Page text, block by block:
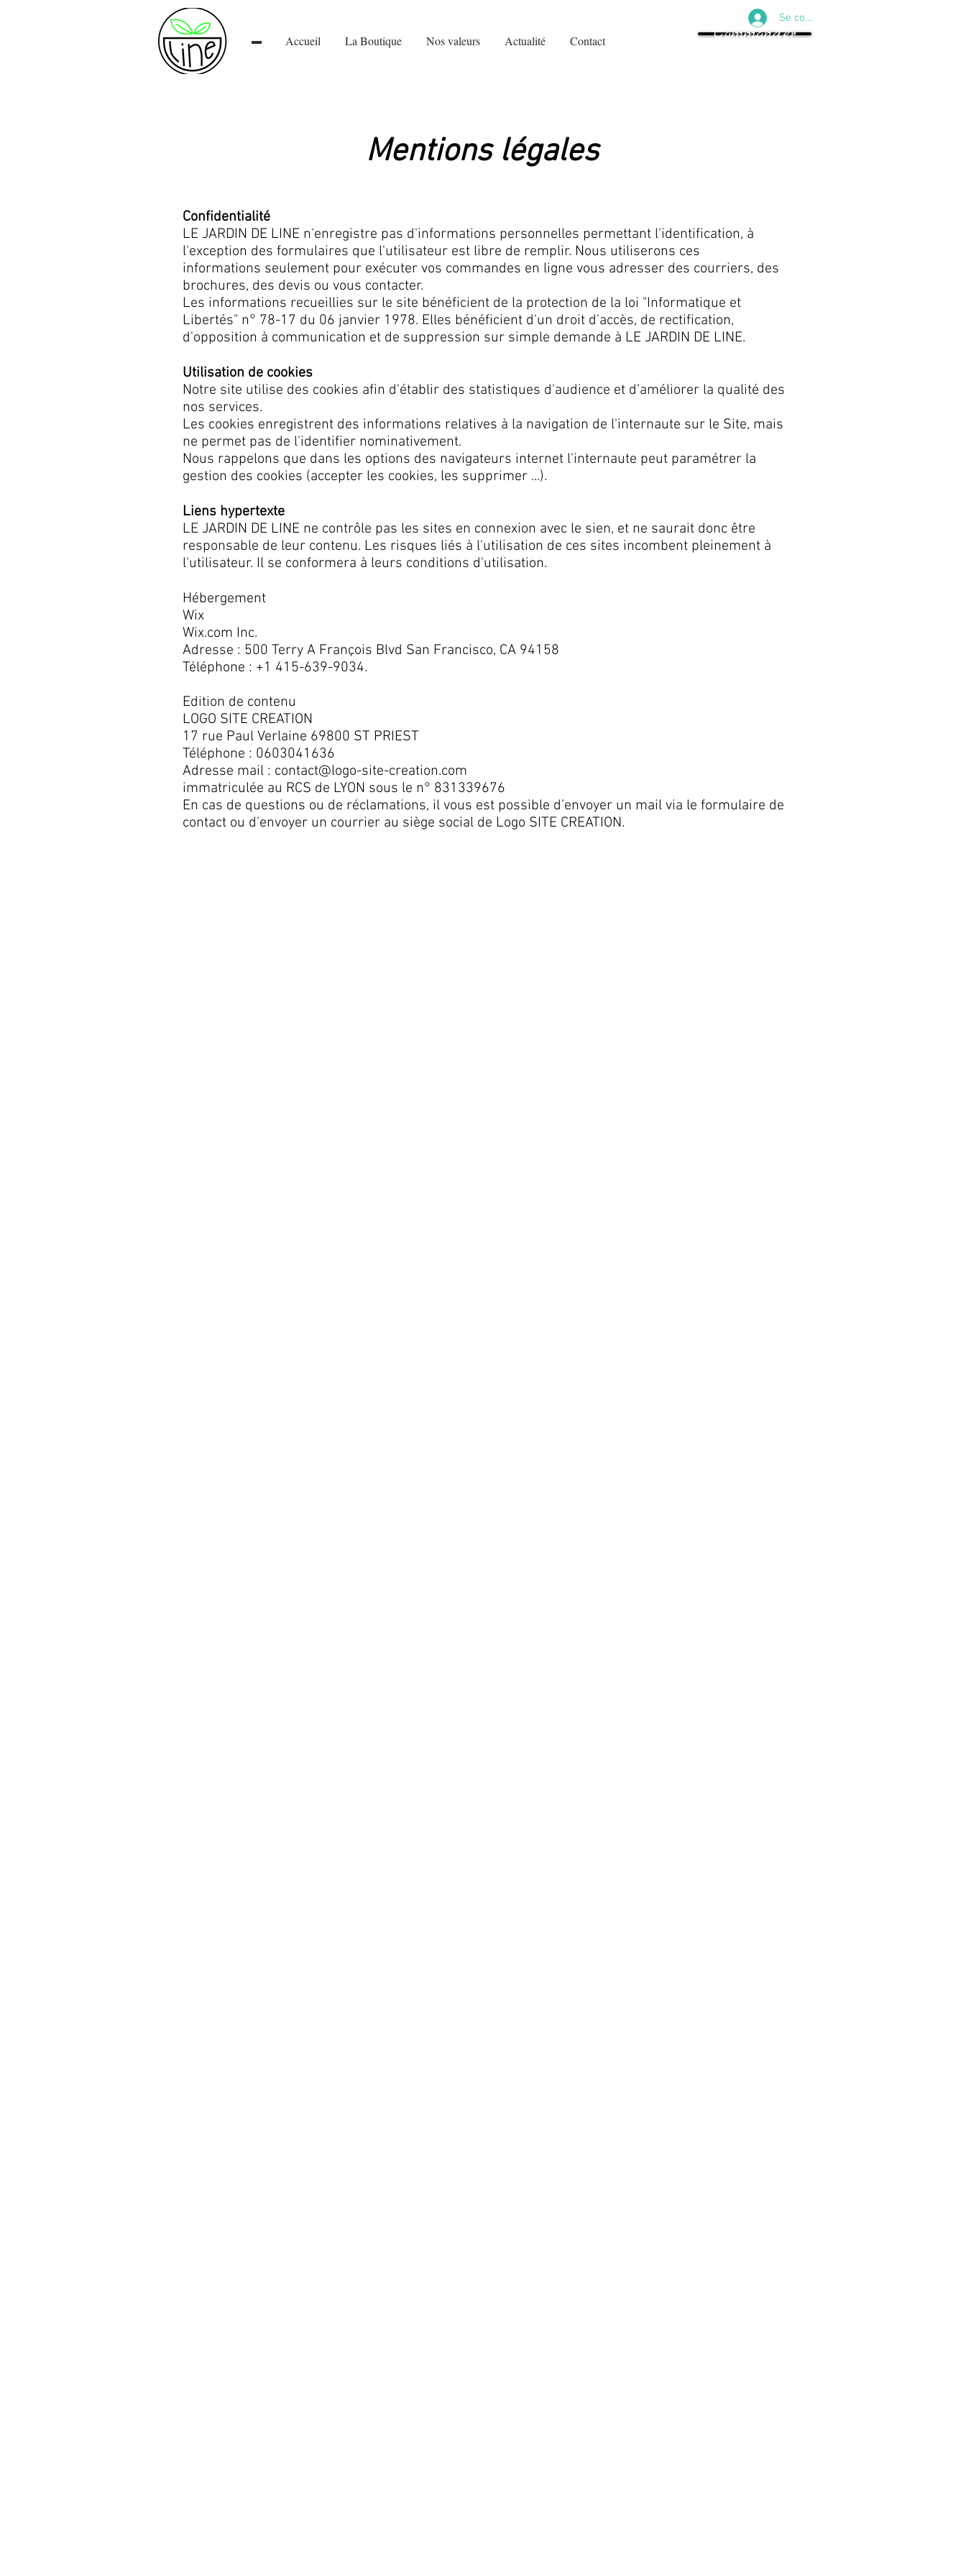
Se connecter
Accueil La Boutique Nos valeurs Actualité Contact Commander
Mentions légales
Confidentialité
LE JARDIN DE LINE n'enregistre pas d'informations personnelles permettant l'identification, à
l'exception des formulaires que l'utilisateur est libre de remplir. Nous utiliserons ces
informations seulement pour exécuter vos commandes en ligne vous adresser des courriers, des
brochures, des devis ou vous contacter.
Les informations recueillies sur le site bénéficient de la protection de la loi "Informatique et
Libertés" n° 78-17 du 06 janvier 1978. Elles bénéficient d'un droit d'accès, de rectification,
d'opposition à communication et de suppression sur simple demande à LE JARDIN DE LINE.
Utilisation de cookies
Notre site utilise des cookies afin d'établir des statistiques d'audience et d’améliorer la qualité des
nos services.
Les cookies enregistrent des informations relatives à la navigation de l'internaute sur le Site, mais
ne permet pas de l'identifier nominativement.
Nous rappelons que dans les options des navigateurs internet l'internaute peut paramétrer la
gestion des cookies (accepter les cookies, les supprimer ...).
Liens hypertexte
LE JARDIN DE LINE ne contrôle pas les sites en connexion avec le sien, et ne saurait donc être
responsable de leur contenu. Les risques liés à l'utilisation de ces sites incombent pleinement à
l'utilisateur. Il se conformera à leurs conditions d'utilisation.
Hébergement
Wix
Wix.com Inc.
Adresse : 500 Terry A François Blvd San Francisco, CA 94158
Téléphone : +1 415-639-9034.
Edition de contenu
LOGO SITE CREATION
17 rue Paul Verlaine 69800 ST PRIEST
Téléphone : 0603041636
Adresse mail : contact@logo-site-creation.com
immatriculée au RCS de LYON sous le n° 831339676
En cas de questions ou de réclamations, il vous est possible d’envoyer un mail via le formulaire de
contact ou d’envoyer un courrier au siège social de Logo SITE CREATION.